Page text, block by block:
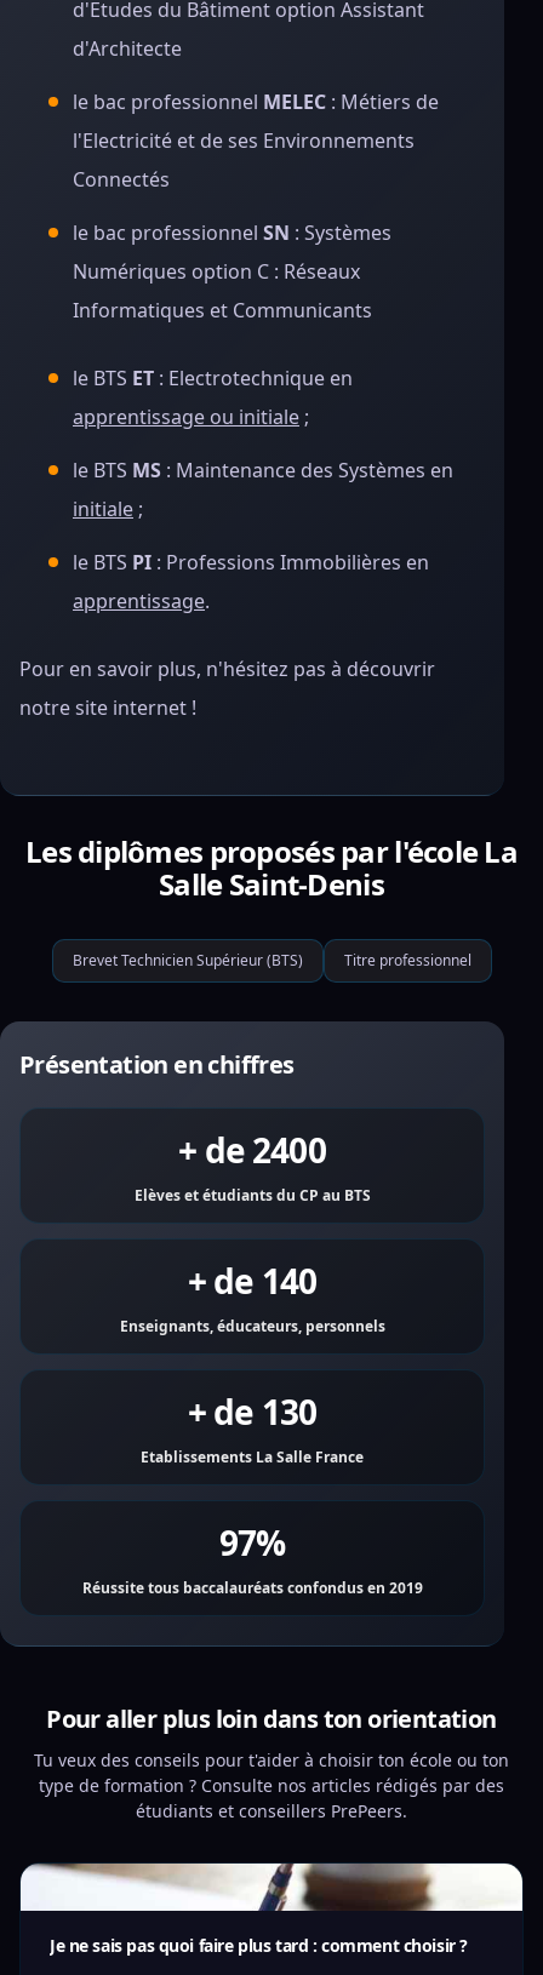
d'Etudes du Bâtiment option Assistant
d'Architecte
le bac professionnel MELEC : Métiers de
l'Electricité et de ses Environnements
Connectés
le bac professionnel SN : Systèmes
Numériques option C : Réseaux
Informatiques et Communicants
le BTS ET : Electrotechnique en
apprentissage ou initiale ;
le BTS MS : Maintenance des Systèmes en
initiale ;
le BTS PI : Professions Immobilières en
apprentissage.
Pour en savoir plus, n'hésitez pas à découvrir
notre site internet !
Les diplômes proposés par l'école La
Salle Saint-Denis
Brevet Technicien Supérieur (BTS) Titre professionnel
Présentation en chiffres
+ de 2400
Elèves et étudiants du CP au BTS
+ de 140
Enseignants, éducateurs, personnels
+ de 130
Etablissements La Salle France
97%
Réussite tous baccalauréats confondus en 2019
Pour aller plus loin dans ton orientation
Tu veux des conseils pour t'aider à choisir ton école ou ton
type de formation ? Consulte nos articles rédigés par des
étudiants et conseillers PrePeers.
Je ne sais pas quoi faire plus tard : comment choisir ?